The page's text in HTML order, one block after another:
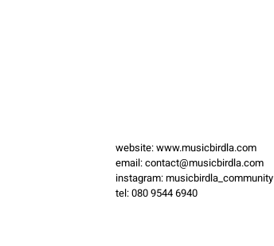
website:www.musicbirdla.com
email:contact@musicbirdla.com
instagram: musicbirdla_community
tel: 080 9544 6940